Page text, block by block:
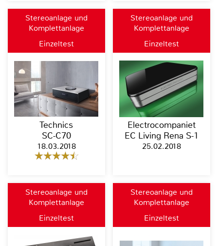
Stereoanlage und
Komplettanlage
Einzeltest
Technics
SC-C70
18.03.2018
Stereoanlage und
Komplettanlage
Einzeltest
Electrocompaniet
EC Living Rena S-1
25.02.2018
Stereoanlage und
Komplettanlage
Einzeltest
Stereoanlage und
Komplettanlage
Einzeltest